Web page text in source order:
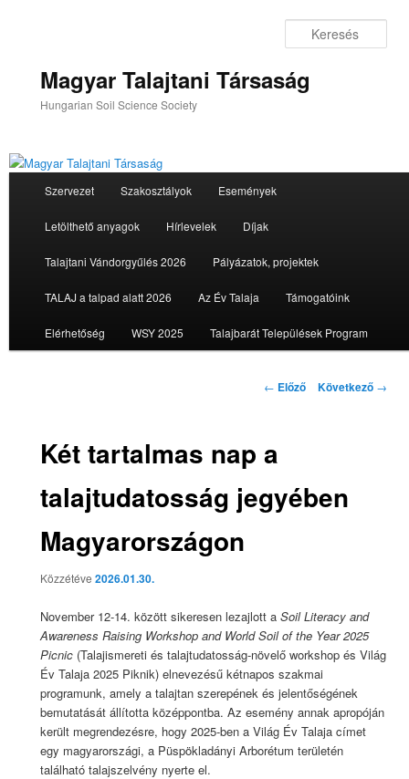
Magyar Talajtani Társaság
Hungarian Soil Science Society
Szervezet Szakosztályok Események
Letölthető anyagok Hírlevelek Díjak
Talajtani Vándorgyűlés 2026 Pályázatok, projektek
TALAJ a talpad alatt 2026 Az Év Talaja Támogatóink
Elérhetőség WSY 2025 Talajbarát Települések Program
Bejegyzés
← Előző Következő →
Két tartalmas nap a
talajtudatosság jegyében
Magyarországon
Közzétéve2026.01.30.
November 12-14. között sikeresen lezajlott aSoil Literacy and
Awareness Raising Workshop and World Soil of the Year 2025
Picnic (Talajismereti és talajtudatosság-növelő workshop és Világ
Év Talaja 2025 Piknik) elnevezésű kétnapos szakmai
programunk, amely a talajtan szerepének és jelentőségének
bemutatását állította középpontba. Az esemény annak apropóján
került megrendezésre, hogy 2025-ben a Világ Év Talaja címet
egy magyarországi, a Püspökladányi Arborétum területén
található talajszelvény nyerte el.